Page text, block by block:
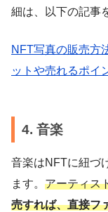
細は、以下の記事
NFT写真の販売方
ットや売れるポイ
4. 音楽
音楽はNFTに紐づ
ます。 アーティス
売すれば、直接フ